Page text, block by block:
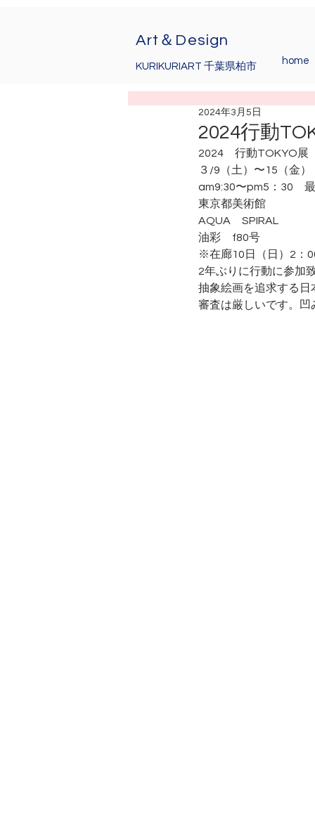
Art＆Design
KURIKURIART 千葉県柏市
home
2024行動
2024年3月5日
2024　行動TOKYO展
３/9（土）〜15（金）
am9:30〜pm5：30　
東京都美術館
AQUA　SPIRAL
油彩　f80号
※在廊10日（日）2：
2年ぶりに行動に参加
抽象絵画を追求する日
審査は厳しいです。凹